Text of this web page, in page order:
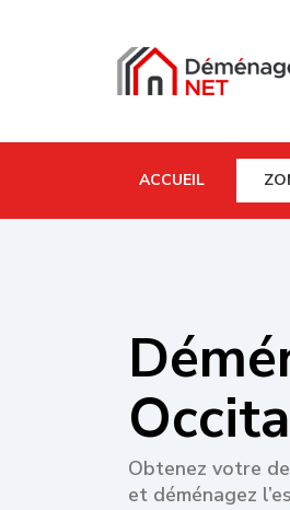
ACCUEIL
Obtenez votre
et déménagez